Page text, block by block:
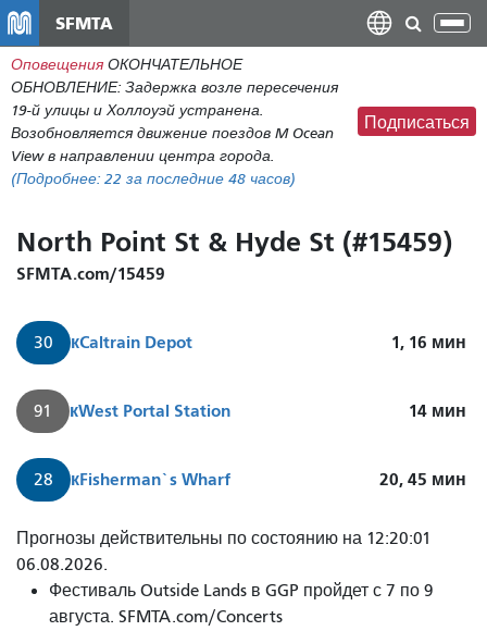
содержанию
SFMTA
Оповещения ОКОНЧАТЕЛЬНОЕ
ОБНОВЛЕНИЕ: Задержка возле пересечения
19-й улицы и Холлоуэй устранена.
Возобновляется движение поездов M Ocean
View в направлении центра города.
(Подробнее: 22 за последние 48 часов)
Подписаться
North Point St & Hyde St (#15459)
SFMTA.com/15459
30 кCaltrain Depot 1, 16 мин
91 кWest Portal Station 14 мин
28 кFisherman`s Wharf 20, 45 мин
Поезд
№
30
Прогнозы действительны по состоянию на 12:20:01
06.08.2026.
Фестиваль Outside Lands в GGP пройдет с 7 по 9
августа. SFMTA.com/Concerts